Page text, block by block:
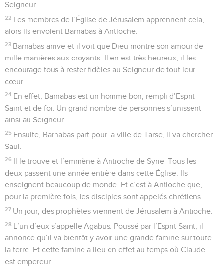
Seigneur.
22 Les membres de l’Église de Jérusalem apprennent cela,
alors ils envoient Barnabas à Antioche.
23 Barnabas arrive et il voit que Dieu montre son amour de
mille manières aux croyants. Il en est très heureux, il les
encourage tous à rester fidèles au Seigneur de tout leur
cœur.
24 En effet, Barnabas est un homme bon, rempli d’Esprit
Saint et de foi. Un grand nombre de personnes s’unissent
ainsi au Seigneur.
25 Ensuite, Barnabas part pour la ville de Tarse, il va chercher
Saul.
26 Il le trouve et l’emmène à Antioche de Syrie. Tous les
deux passent une année entière dans cette Église. Ils
enseignent beaucoup de monde. Et c’est à Antioche que,
pour la première fois, les disciples sont appelés chrétiens.
27 Un jour, des prophètes viennent de Jérusalem à Antioche.
28 L’un d’eux s’appelle Agabus. Poussé par l’Esprit Saint, il
annonce qu’il va bientôt y avoir une grande famine sur toute
la terre. Et cette famine a lieu en effet au temps où Claude
est empereur.